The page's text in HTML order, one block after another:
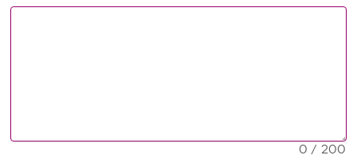
0 / 200